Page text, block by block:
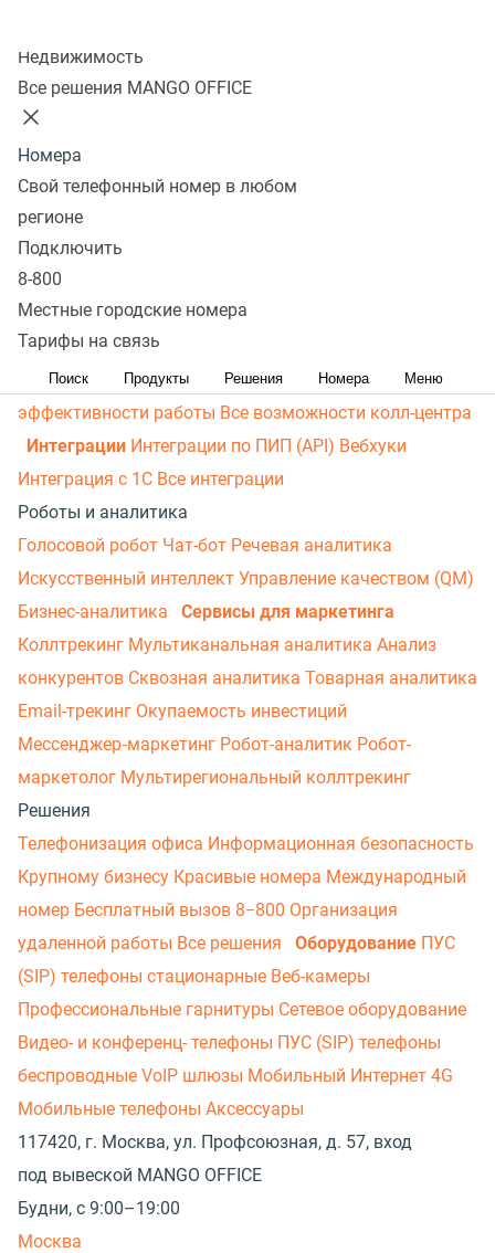
Недвижимость
Все решения MANGO OFFICE
Номера
Свой телефонный номер в любом
регионе
Подключить
8-800
Местные городские номера
Тарифы на связь
Поиск Продукты Решения Номера Меню
рассылкиРаспределение звонков
Интеграция с ОПДкРКАвтоинформатор
Автосекретарь
возможности ВАТС
Контакт-центр
Омниканальный контакт-центр
Омниканальные коммуникации
персоналом
отчетовРобот-администратор
ресурсами База знаний
(API) для УВК (CRM)Чат для сайта
Оценка
эффективности работы Все возможности колл-центра
Интеграции Интеграции по ПИП (API) Вебхуки
Интеграция с 1С Все интеграции
Роботы и аналитика
Голосовой робот Чат-бот Речевая аналитика
Искусственный интеллект Управление качеством (QM)
Бизнес-аналитика
Сервисы для маркетинга
Коллтрекинг Мультиканальная аналитика Анализ
конкурентов Сквозная аналитика Товарная аналитика
Email-трекинг Окупаемость инвестиций
Мессенджер‑маркетинг Робот-аналитик Робот-
маркетолог Мультирегиональный коллтрекинг
Решения
Телефонизация офиса Информационная безопасность
Крупному бизнесу Красивые номера Международный
номер Бесплатный вызов 8−800 Организация
удаленной работы Все решения Оборудование ПУС
(SIP) телефоны стационарные Веб-камеры
Профессиональные гарнитуры Сетевое оборудование
Видео- и конференц- телефоны ПУС (SIP) телефоны
беспроводные VoIP шлюзы Мобильный Интернет 4G
Мобильные телефоны Аксессуары
117420, г. Москва, ул. Профсоюзная, д. 57, вход
под вывеской MANGO OFFICE
Будни, с 9:00–19:00
Москва